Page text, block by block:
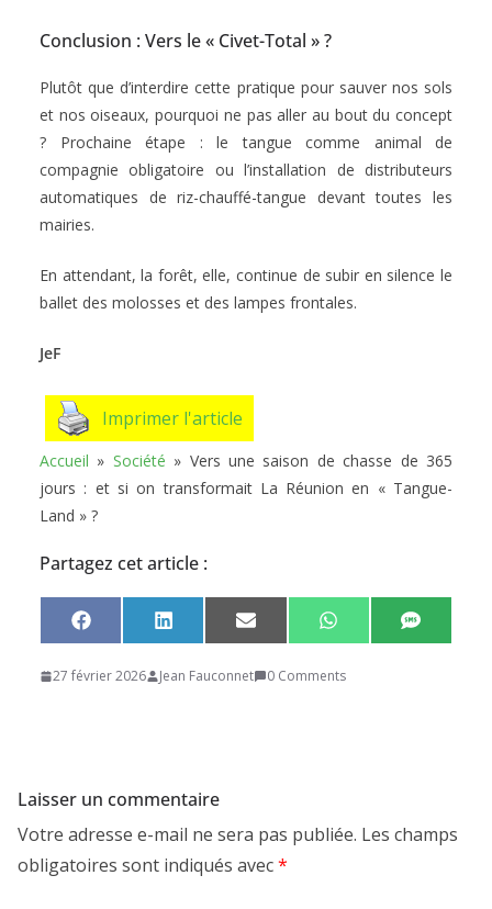
Conclusion : Vers le « Civet-Total » ?
Plutôt que d’interdire cette pratique pour sauver nos sols
et nos oiseaux, pourquoi ne pas aller au bout du concept
? Prochaine étape : le tangue comme animal de
compagnie obligatoire ou l’installation de distributeurs
automatiques de riz-chauffé-tangue devant toutes les
mairies.
En attendant, la forêt, elle, continue de subir en silence le
ballet des molosses et des lampes frontales.
JeF
Imprimer l'article
Accueil » Société » Vers une saison de chasse de 365
jours : et si on transformait La Réunion en « Tangue-
Land » ?
Partagez cet article :
Share
on
F
a
e
Share
on
L
i
k
Share
on
E
m
i
Share
on
W
h
t
Share
on
S
M
27 février 2026 Jean Fauconnet 0 Comments
Laisser un commentaire
Votre adresse e-mail ne sera pas publiée. Les champs
obligatoires sont indiqués avec*